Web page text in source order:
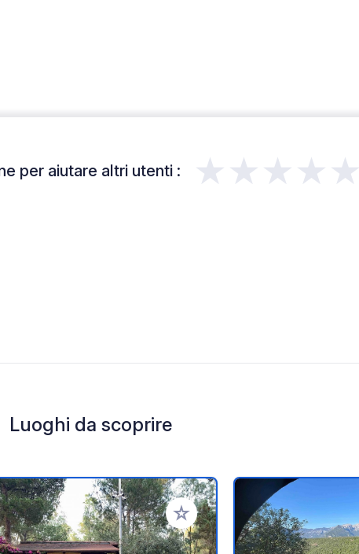
per aiutare altri utenti : ★★★★★
Luoghi da scoprire
Aggiungi ai tuoi preferiti